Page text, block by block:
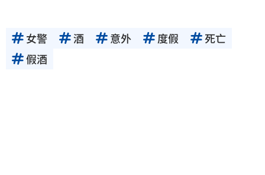
女警 酒 意外 度假
死亡
假酒